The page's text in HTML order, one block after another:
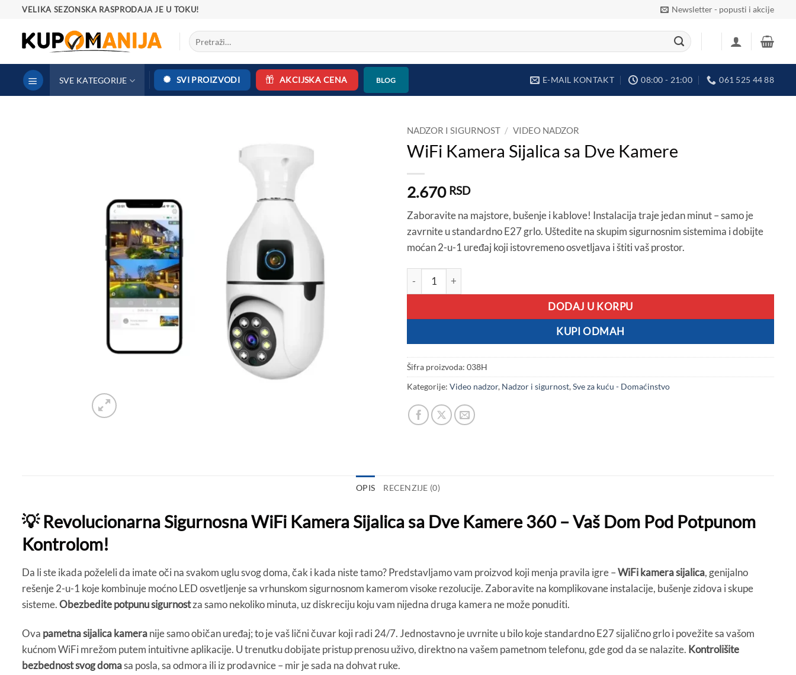
Preskoči
sadržaj
VELIKA SEZONSKA RASPRODAJA JE U TOKU! Newsletter - popusti i akcije
Pretraga
za:
SVE KATEGORIJE SVI PROIZVODI AKCIJSKA CENA BLOG E-MAIL KONTAKT 08:00 - 21:00 061 525 44 88
NADZOR I SIGURNOST / VIDEO NADZOR
WiFi Kamera Sijalica sa Dve Kamere
2.670 RSD
Zaboravite na majstore, bušenje i kablove! Instalacija traje jedan minut – samo je
zavrnite u standardno E27 grlo. Uštedite na skupim sigurnosnim sistemima i dobijte
moćan 2-u-1 uređaj koji istovremeno osvetljava i štiti vaš prostor.
WiFi Kamera Sijalica sa Dve Kamere količina
DODAJ U KORPU
KUPI ODMAH
Šifra proizvoda: 038H
Kategorije: Video nadzor, Nadzor i sigurnost,Sve za kuću - Domaćinstvo
OPIS RECENZIJE (0)
💡 Revolucionarna Sigurnosna WiFi Kamera Sijalica sa Dve Kamere 360 – Vaš Dom Pod Potpunom
Kontrolom!
Da li ste ikada poželeli da imate oči na svakom uglu svog doma, čak i kada niste tamo? Predstavljamo vam proizvod koji menja pravila igre –WiFi kamera sijalica, genijalno
rešenje 2-u-1 koje kombinuje moćno LED osvetljenje sa vrhunskom sigurnosnom kamerom visoke rezolucije. Zaboravite na komplikovane instalacije, bušenje zidova i skupe
sisteme.Obezbedite potpunu sigurnostza samo nekoliko minuta, uz diskreciju koju vam nijedna druga kamera ne može ponuditi.
Ova pametna sijalica kameranije samo običan uređaj; to je vaš lični čuvar koji radi 24/7. Jednostavno je uvrnite u bilo koje standardno E27 sijalično grlo i povežite sa vašom
kućnom WiFi mrežom putem intuitivne aplikacije. U trenutku dobijate pristup prenosu uživo, direktno na vašem pametnom telefonu, gde god da se nalazite. Kontrolišite
bezbednost svog domasa posla, sa odmora ili iz prodavnice – mir je sada na dohvat ruke.